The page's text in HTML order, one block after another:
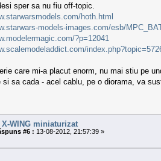
sper sa nu fiu off-topic.
hoth.html
models-images.com/esb/
?p=12041
care mi-a placut enorm, nu mai stiu pe
si sa cada - acel cablu, pe o diorama, va
X-WING miniaturizat
#6 : 13-08-2012, 21:57:39 »